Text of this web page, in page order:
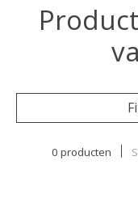
0 producten